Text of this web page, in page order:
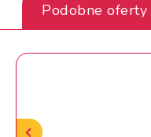
Podobne oferty